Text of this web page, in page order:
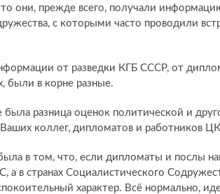
они, прежде всего, получали
с которыми часто проводили
от разведки КГБ СССР, от
были в корне разные.
разница оценок политической и
коллег, дипломатов и работников
в том, что, если дипломаты и послы
в странах Социалистического
характер. Всё нормально,